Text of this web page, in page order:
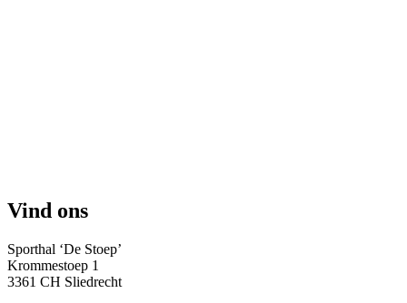
Vind ons
Sporthal ‘De Stoep’
Krommestoep 1
3361 CH Sliedrecht